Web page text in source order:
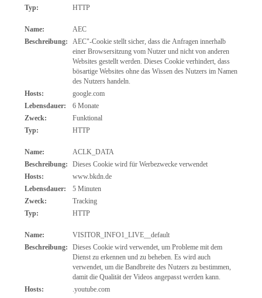
Typ:
HTTP
Name:
AEC
Beschreibung:
AEC"-Cookie stellt sicher, dass die Anfragen innerhalb
einer Browsersitzung vom Nutzer und nicht von anderen
Websites gestellt werden. Dieses Cookie verhindert, dass
bösartige Websites ohne das Wissen des Nutzers im Namen
des Nutzers handeln.
Hosts:
google.com
Lebensdauer:
6 Monate
Zweck:
Funktional
Typ:
HTTP
Name:
ACLK_DATA
Beschreibung:
Dieses Cookie wird für Werbezwecke verwendet
Hosts:
www.bkdn.de
Lebensdauer:
5 Minuten
Zweck:
Tracking
Typ:
HTTP
Name:
VISITOR_INFO1_LIVE__default
Beschreibung:
Dieses Cookie wird verwendet, um Probleme mit dem
Dienst zu erkennen und zu beheben. Es wird auch
verwendet, um die Bandbreite des Nutzers zu bestimmen,
damit die Qualität der Videos angepasst werden kann.
Hosts:
.youtube.com